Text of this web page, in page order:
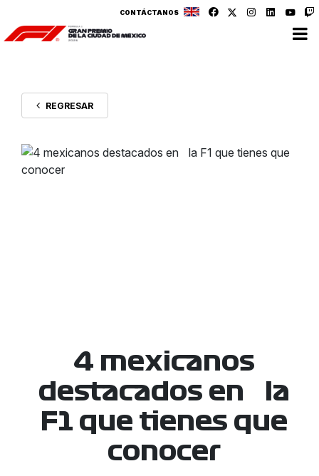
CONTÁCTANOS
REGRESAR
4 mexicanos
destacados en la
F1 que tienes que
conocer